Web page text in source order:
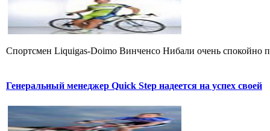
Cпортсмен Liquigas-Doimo Винченсо Нибали очень спокойно
Генеральный менеджер Quick Step надеется на успех своей